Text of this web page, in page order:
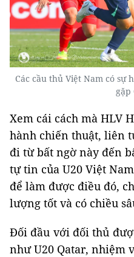
Các cầu thủ Việt Nam có
gặp
Xem cái cách mà HLV
hành chiến thuật, liên
đi từ bất ngờ này đến
tự tin của U20 Việt
để làm được điều đó,
lượng tốt và có chiều
Đối đầu với đối thủ
như U20 Qatar, nhiệm